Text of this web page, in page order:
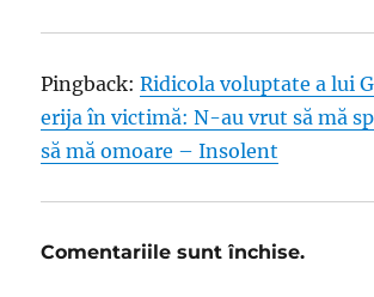
Pingback:Ridicola voluptate a lui
erija în victimă: N-au vrut să mă
să mă omoare – Insolent
Comentariile sunt închise.